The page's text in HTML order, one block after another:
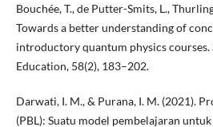
Bouchée, T., de Putter-Smits, L.,
Towards a better understanding of
introductory quantum physics courses.
Education, 58(2), 183–202.
Darwati, I. M., & Purana, I. M. (2021).
(PBL): Suatu model pembelajaran